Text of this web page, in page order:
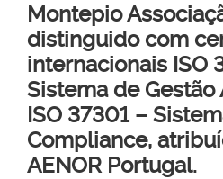
Montepio
distinguido com
internacionais ISO
Sistema de
ISO 37301 –
Compliance,
AENOR Portugal.